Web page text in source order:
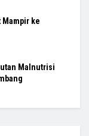
Mampir ke
Malnutrisi